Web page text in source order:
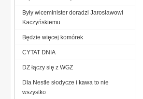
Były wiceminister doradzi Jarosławowi
Kaczyńskiemu
Będzie więcej komórek
CYTAT DNIA
DZ łączy się z WGZ
Dla Nestle słodycze i kawa to nie
wszystko